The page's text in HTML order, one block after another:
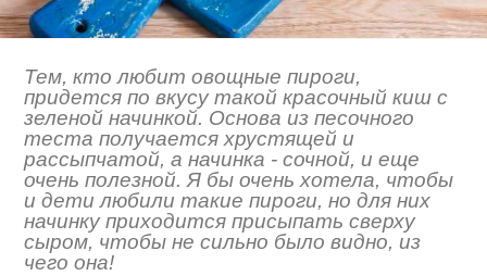
Тем, кто любит овощные пироги,
придется по вкусу такой красочный киш с
зеленой начинкой. Основа из песочного
теста получается хрустящей и
рассыпчатой, а начинка - сочной, и еще
очень полезной. Я бы очень хотела, чтобы
и дети любили такие пироги, но для них
начинку приходится присыпать сверху
сыром, чтобы не сильно было видно, из
чего она!